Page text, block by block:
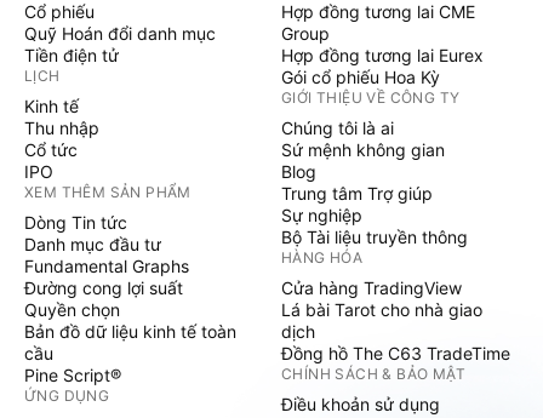
Cổ phiếu
Quỹ Hoán đổi danh mục
Tiền điện tử
LỊCH
Kinh tế
Thu nhập
Cổ tức
IPO
XEM THÊM SẢN PHẨM
Dòng Tin tức
Danh mục đầu tư
Fundamental Graphs
Đường cong lợi suất
Quyền chọn
Bản đồ dữ liệu kinh tế toàn
cầu
Pine Script®
ỨNG DỤNG
Hợp đồng tương lai CME
Group
Hợp đồng tương lai Eurex
Gói cổ phiếu Hoa Kỳ
GIỚI THIỆU VỀ CÔNG TY
Chúng tôi là ai
Sứ mệnh không gian
Blog
Trung tâm Trợ giúp
Sự nghiệp
Bộ Tài liệu truyền thông
HÀNG HÓA
Cửa hàng TradingView
Lá bài Tarot cho nhà giao
dịch
Đồng hồ The C63 TradeTime
CHÍNH SÁCH & BẢO MẬT
Điều khoản sử dụng